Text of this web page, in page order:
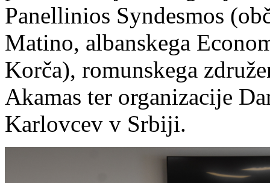
Panellinios Syndesmos
Matino, albanskega
Korča), romunskega
Akamas ter organizacije
Karlovcev v Srbiji.